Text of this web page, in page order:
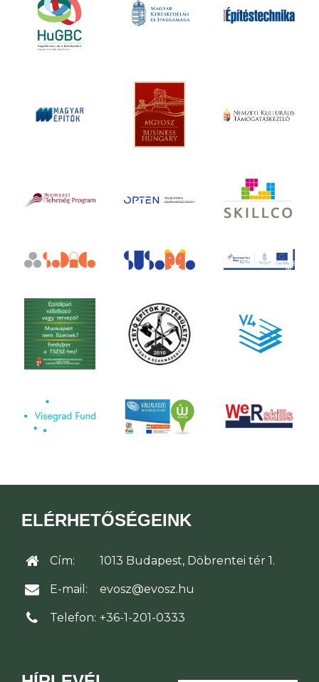
ELÉRHETŐSÉGEINK
Cím: 1013 Budapest, Döbrentei tér 1.
E-mail: evosz@evosz.hu
Telefon: +36-1-201-0333